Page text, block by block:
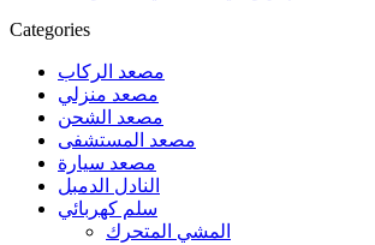
Categories
مصعد الركاب
مصعد منزلي
مصعد الشحن
مصعد المستشفى
مصعد سيارة
النادل الدمبل
سلم كهربائي
المشي المتحرك